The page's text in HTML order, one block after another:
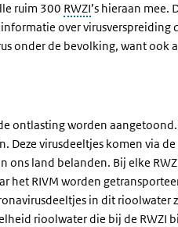
ruim 300 RWZI’s hieraan mee.
over virusverspreiding
onder de bevolking, want ook
ontlasting worden
Deze virusdeeltjes komen via
ons land belanden. Bij elke
het RIVM worden
in dit rioolwater
rioolwater die bij de RWZI